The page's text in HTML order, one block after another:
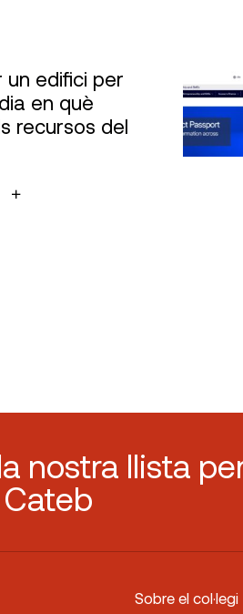
edifici per
en què
recursos del
nostra llista
Sobre el col·legi